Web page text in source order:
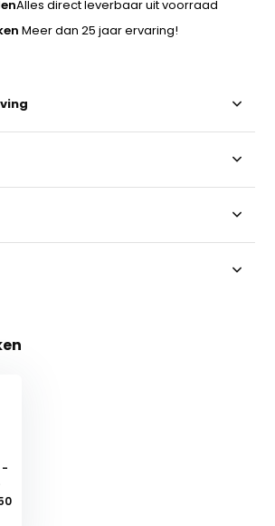
Alles direct leverbaar uit voorraad
Meer dan 25 jaar ervaring!
-